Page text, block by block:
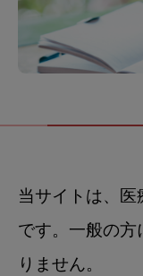
当サイトは、
です。一般の方
りません。